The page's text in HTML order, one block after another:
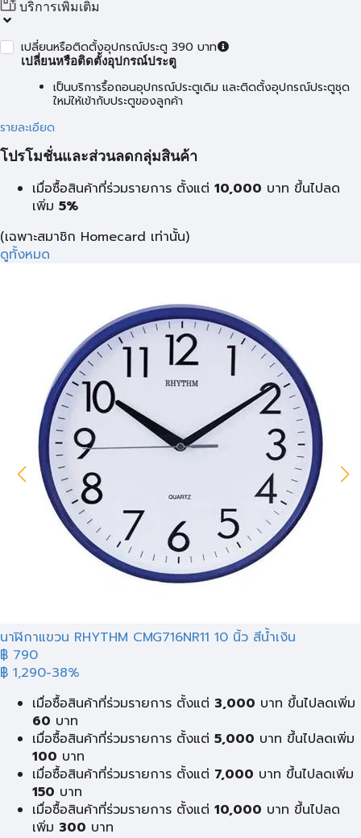
บริการเพิ่มเติม
เปลี่ยนหรือติดตั้งอุปกรณ์ประตู 390 บาท
เปลี่ยนหรือติดตั้งอุปกรณ์ประตู
เป็นบริการรื้อถอนอุปกรณ์ประตูเดิม และติดตั้งอุปกรณ์ประตูชุด
ใหม่ให้เข้ากับประตูของลูกค้า
รายละเอียด
โปรโมชั่นและส่วนลดกลุ่มสินค้า
เมื่อซื้อสินค้าที่ร่วมรายการ ตั้งแต่ 10,000 บาท ขึ้นไปลด
เพิ่ม 5%
(เฉพาะสมาชิก Homecard เท่านั้น)
ดูทั้งหมด
นาฬิกาแขวน RHYTHM CMG716NR11 10 นิ้ว สีน้ำเงิน
฿ 790
฿ 1,290-38%
เมื่อซื้อสินค้าที่ร่วมรายการ ตั้งแต่ 3,000 บาท ขึ้นไปลดเพิ่ม
60 บาท
เมื่อซื้อสินค้าที่ร่วมรายการ ตั้งแต่ 5,000 บาท ขึ้นไปลดเพิ่ม
100 บาท
เมื่อซื้อสินค้าที่ร่วมรายการ ตั้งแต่ 7,000 บาท ขึ้นไปลดเพิ่ม
150 บาท
เมื่อซื้อสินค้าที่ร่วมรายการ ตั้งแต่ 10,000 บาท ขึ้นไปลด
เพิ่ม 300 บาท